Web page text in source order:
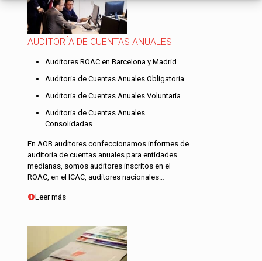
AUDITORÍA DE CUENTAS ANUALES
Auditores ROAC en Barcelona y Madrid
Auditoria de Cuentas Anuales Obligatoria
Auditoria de Cuentas Anuales Voluntaria
Auditoria de Cuentas Anuales
Consolidadas
En AOB auditores confeccionamos informes de
auditoría de cuentas anuales para entidades
medianas, somos auditores inscritos en el
ROAC, en el ICAC, auditores nacionales…
Leer más